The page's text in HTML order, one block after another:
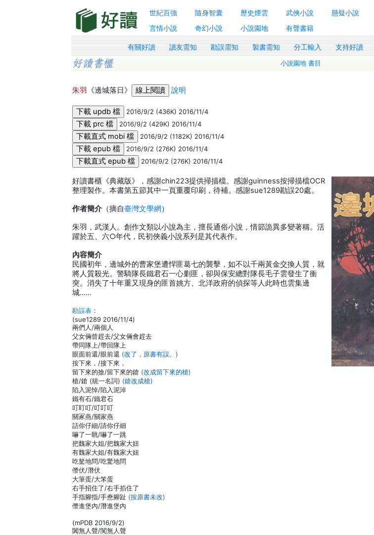
世紀百強 隨身智囊 歷史煙雲 武俠小說
懸疑小說
言情小說
奇幻小說 小說園地 有聲書籍
有關好讀 讀友需知 勘誤需知 製書需知 分工輸入 支持好讀
小說園地 書目
朱羽 《邊城落日》 說明
2016/9/2 (436K) 2016/11/4
2016/9/2 (429K) 2016/11/4
2016/9/2 (1182K) 2016/11/4
2016/9/2 (276K) 2016/11/4
2016/9/2 (276K) 2016/11/4
好讀書櫃《典藏版》，感謝chin223提供掃描檔。感謝guinness按掃描檔OCR
整理製作。本書第五節其中一頁重覆印刷，待補。感謝sue1289勘誤20處。
作者簡介 （摘自臺灣文學網）
朱羽，武漢人。創作文類以小說為主，擅長通俗小說，情節詭異多變著稱。活
躍於五、六○年代，民初俠義小說系列是其代表作。
內容簡介
民國初年，邊城外的曹家堡遭悍匪葛七的襲擊，如不以千兩黃金交換人質，就
將人質殺光。警騎隊長鐵君石一心剿匪，卻與保安總對隊長毛子雲發生了衝
突。消失了十年重又現身的匪首姚方、北洋政府的偵探等人此時也雲集邊
城……
勘誤表 ：
(sue1289 2016/11/4)
兩們人/兩個人
父女倆曾趕去/父女倆會趕去
帶同隊上/帶回隊上
眼面前還/眼前還 (改了，原書有誤。)
按下來，/接下來，
留下來的搶/留下來的鎗 (改成留下來的槍)
槍/鎗 (統一名詞) (鎗改成槍)
陷入泥悼/陷入泥淖
鐵有石/鐵君石
叮盯叮/叮叮叮
關冢燕/關家燕
話你仔細/請你仔細
嚇了一眺/嚇了一跳
把魏家大姐/把魏家大妞
有魏家大姐/有魏家大妞
吃駑地問/吃驚地問
僭伏/潛伏
大筆蛋/大笨蛋
右手招住了/右手掐住了
手指腳指/手惷腳趾 (按原書未改)
僭進堡內/潛進堡內
(mPDB 2016/9/2)
闐無人聲/闃無人聲